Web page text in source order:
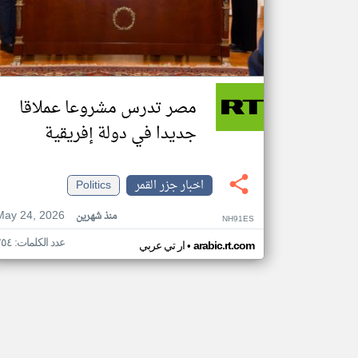
مصر تدرس مشروعا عملاقا
جديدا في دولة إفريقية
اخبار جزر القمر
Politics
24, 2026
منذ شهرين NH91ES
ار تي عربي• arabic.rt.com عدد الكلمات: ٢٥٤